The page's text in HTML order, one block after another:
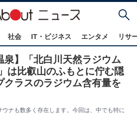
社会 IT・ビジネス エンタメ リサ
泉】「北白川天然ラジウム
は比叡山のふもとに佇む隠
クラスのラジウム含有量を
ナも数多く存在します。今回は、中でも特に